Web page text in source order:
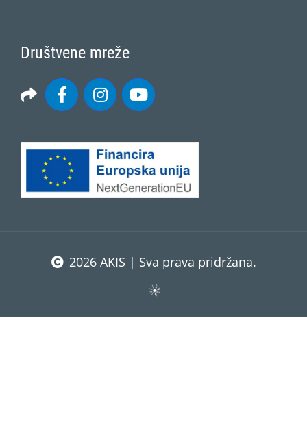
Društvene mreže
2026 AKIS | Sva prava pridržana.